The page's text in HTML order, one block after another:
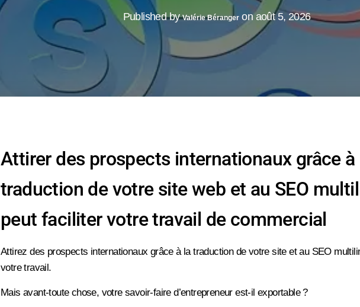
Published byValérie Bérangeronaoût 5, 2026
Attirer des prospects internationaux grâce à
traduction de votre site web et au SEO
peut faciliter votre travail de commercial
Attirez des prospects internationaux grâce à la traduction de votre site et au SEO
votre travail.
Mais avant-toute chose, votre savoir-faire d’entrepreneur est-il exportable ?